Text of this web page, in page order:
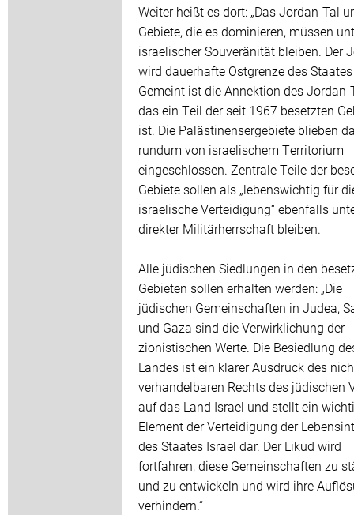
Weiter heißt es dort: „Das Jordan-Tal
Gebiete, die es dominieren, müssen
israelischer Souveränität bleiben. Der
wird dauerhafte Ostgrenze des Staates
Gemeint ist die Annektion des Jordan-
das ein Teil der seit 1967 besetzten
ist. Die Palästinensergebiete blieben
rundum von israelischem Territorium
eingeschlossen. Zentrale Teile der
Gebiete sollen als „lebenswichtig für
israelische Verteidigung“ ebenfalls
direkter Militärherrschaft bleiben.
Alle jüdischen Siedlungen in den
Gebieten sollen erhalten werden: „Die
jüdischen Gemeinschaften in Judea,
und Gaza sind die Verwirklichung der
zionistischen Werte. Die Besiedlung
Landes ist ein klarer Ausdruck des
verhandelbaren Rechts des jüdischen
auf das Land Israel und stellt ein
Element der Verteidigung der
des Staates Israel dar. Der Likud wird
fortfahren, diese Gemeinschaften zu
und zu entwickeln und wird ihre
verhindern.“